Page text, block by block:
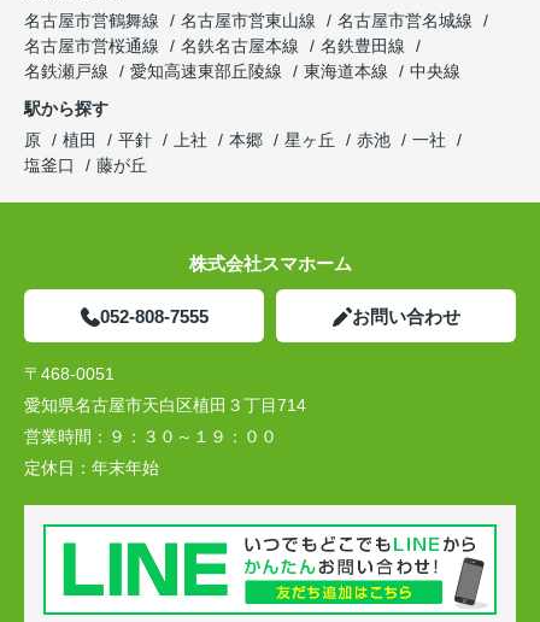
名古屋市営鶴舞線
名古屋市営東山線
名古屋市営名城線
名古屋市営桜通線
名鉄名古屋本線
名鉄豊田線
名鉄瀬戸線
愛知高速東部丘陵線 東海道本線
中央線
駅から探す
原
植田 平針 上社 本郷 星ヶ丘 赤池
一社
塩釜口
藤が丘
株式会社スマホーム
052-808-7555 お問い合わせ
〒468-0051
愛知県名古屋市天白区植田３丁目714
営業時間： ９：３０～１９：００
定休日： 年末年始